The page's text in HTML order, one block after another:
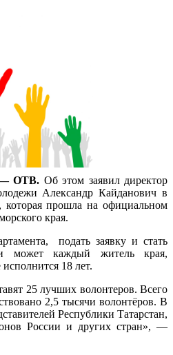
— ОТВ. Об этом заявил директор
Александр Кайданович в
которая прошла на официальном
края.
подать заявку и стать
может каждый житель края,
18 лет.
25 лучших волонтеров. Всего
2,5 тысячи волонтёров. В
Республики Татарстан,
России и других стран», —